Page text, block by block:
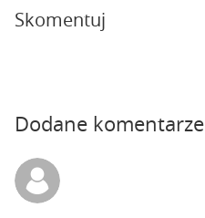
Skomentuj
Dodane komentarze